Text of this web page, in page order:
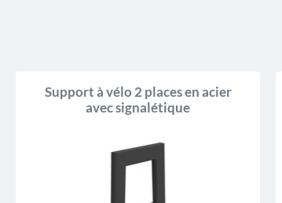
Support à vélo 2 places en acier
avec signalétique